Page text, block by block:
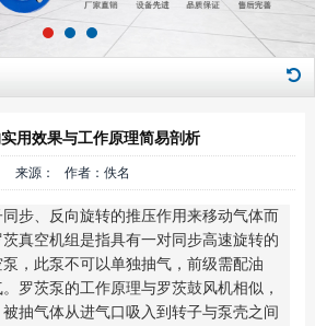
用效果与工作原理简易剖析
来源： 作者：佚名
步、反向旋转的推压作用来移动气体而
真空机组是指具有一对同步高速旋转的
，此泵不可以单独抽气，前级需配油
罗茨泵的工作原理与罗茨鼓风机相似，
抽气体从进气口吸入到转子与泵壳之间